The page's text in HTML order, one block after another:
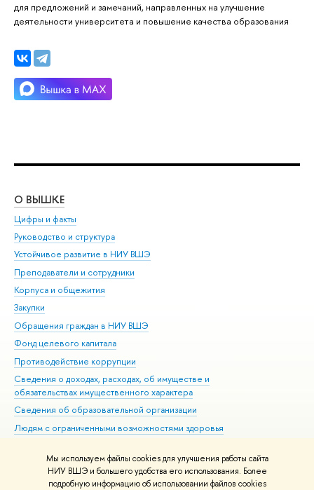
Мы используем файлы cookies для улучшения работы сайта
НИУ ВШЭ и большего удобства его использования. Более
подробную информацию об использовании файлов cookies
для предложений и замечаний, направленных на улучшение
деятельности университета и повышение качества образования
О ВЫШКЕ
Цифры и факты
Руководство и структура
Устойчивое развитие в НИУ ВШЭ
Преподаватели и сотрудники
Корпуса и общежития
Закупки
Обращения граждан в НИУ ВШЭ
Фонд целевого капитала
Противодействие коррупции
Сведения о доходах, расходах, об имуществе и
обязательствах имущественного характера
Сведения об образовательной организации
Людям с ограниченными возможностями здоровья
Работа в Вышке